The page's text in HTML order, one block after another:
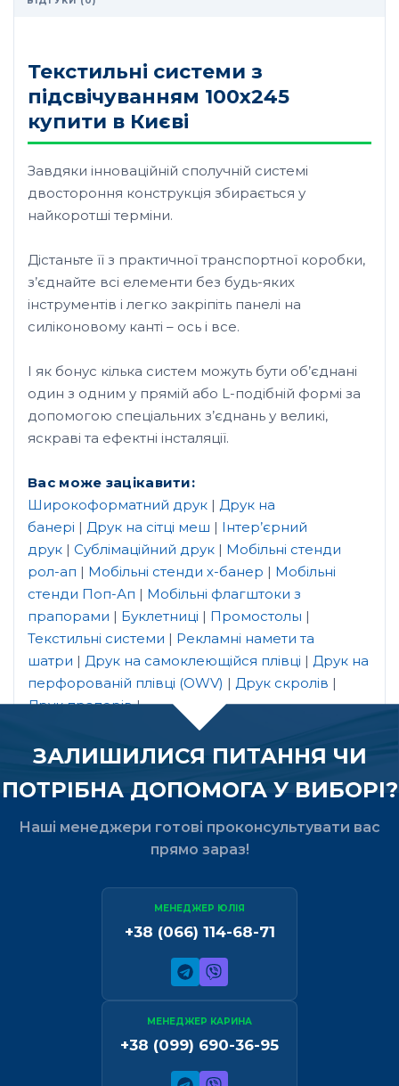
Текстильні системи з
підсвічуванням 100х245
купити в Києві
Завдяки інноваційній сполучній системі
двостороння конструкція збирається у
найкоротші терміни.
Дістаньте її з практичної транспортної коробки,
з’єднайте всі елементи без будь-яких
інструментів і легко закріпіть панелі на
силіконовому канті – ось і все.
І як бонус кілька систем можуть бути об’єднані
один з одним у прямій або L-подібній формі за
допомогою спеціальних з’єднань у великі,
яскраві та ефектні інсталяції.
Вас може зацікавити:
Широкоформатний друк | Друк на
банері | Друк на сітці меш | Інтер’єрний
друк | Сублімаційний друк | Мобільні стенди
рол-ап | Мобільні стенди х-банер | Мобільні
стенди Поп-Ап | Мобільні флагштоки з
прапорами | Буклетниці | Промостолы |
Текстильні системи | Рекламні намети та
шатри | Друк на самоклеющійся плівці | Друк на
перфорованій плівці (OWV) | Друк скролів |
Друк прапорів|
ЗАЛИШИЛИСЯ ПИТАННЯ ЧИ
ПОТРІБНА ДОПОМОГА У ВИБОРІ?
Наші менеджери готові проконсультувати вас
прямо зараз!
МЕНЕДЖЕР ЮЛІЯ
+38 (066) 114-68-71
МЕНЕДЖЕР КАРИНА
+38 (099) 690-36-95